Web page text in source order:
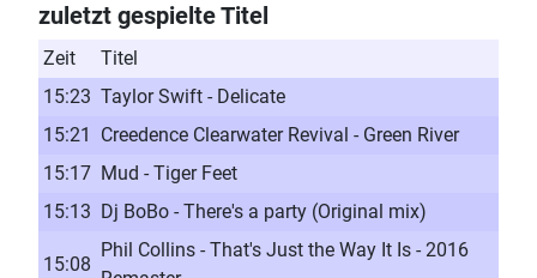
zuletzt gespielte Titel
Zeit
Titel
15:23 Taylor Swift - Delicate
15:21
Creedence Clearwater Revival - Green River
15:17 Mud - Tiger Feet
15:13 Dj BoBo - There's a party (Original mix)
15:08
Phil Collins - That's Just the Way It Is - 2016